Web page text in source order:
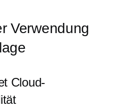
Verwendung
Cloud-